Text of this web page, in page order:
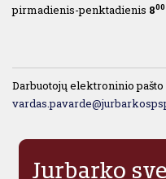
pirmadienis-penktadienis 800
Darbuotojų elektroninio